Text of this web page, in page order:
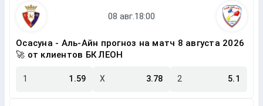
Осасуна - Аль-Айн прогноз на матч 8 августа 2026
🚀 от клиентов БК ЛЕОН
1 1.59 X 3.78 2 5.1